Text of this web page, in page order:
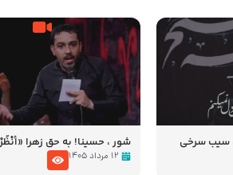
سیب سرخی
شور ، حسینا! به‌ حق زهرا «أُنْظُرْ
عزاداری شب هفتم ماه محرّم 1405
۱۲ مرداد ۱۴۰۵